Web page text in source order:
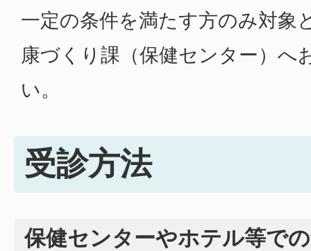
一定の条件を満たす方のみ対象
康づくり課（保健センター）へ
い。
受診方法
保健センターやホテル等で